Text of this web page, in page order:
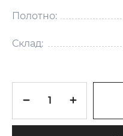
Полотно:
Склад: